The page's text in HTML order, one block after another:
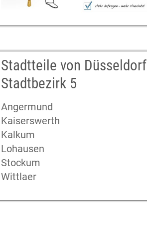
Stadtteile von Düsseldorf
Stadtbezirk 5
Angermund
Kaiserswerth
Kalkum
Lohausen
Stockum
Wittlaer